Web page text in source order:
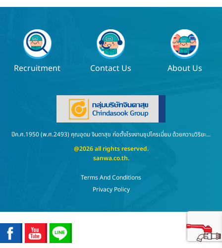
Recruitment Contact Us About Us
ปีค.ศ.1950 (พ.ศ.2493) คุณอุดม จินดาสุข ก่อตั้งโรงงานชุปโครเมี่ยม ด้วยความวิริยะ...
@2026 all rights reserved.
sanwa.co.th.
Terms And Conditions
Privacy Policy